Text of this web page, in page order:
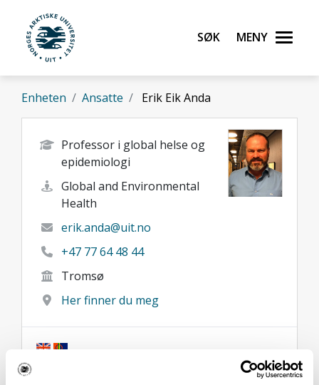
Gå til hovedinnhold
UiT Norges arktiske universitet
Søk Meny
Enheten Ansatte Erik Eik Anda
Professor i global helse og
epidemiologi
Global and Environmental
Health
erik.anda@uit.no
+47 77 64 48 44
Tromsø
Her finner du meg